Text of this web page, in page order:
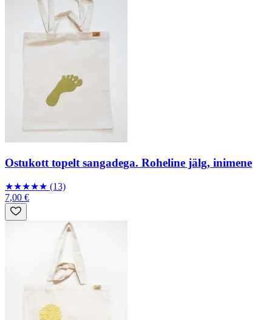
Ostukott topelt sangadega. Roheline jälg, inimene
★★★★★ (13)
7,00 €